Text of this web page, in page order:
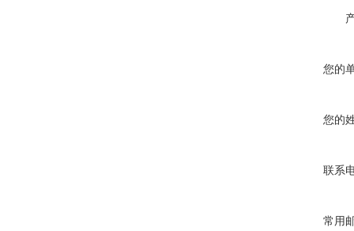
您的
您的
联系
常用